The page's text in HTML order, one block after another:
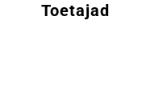
Toetajad